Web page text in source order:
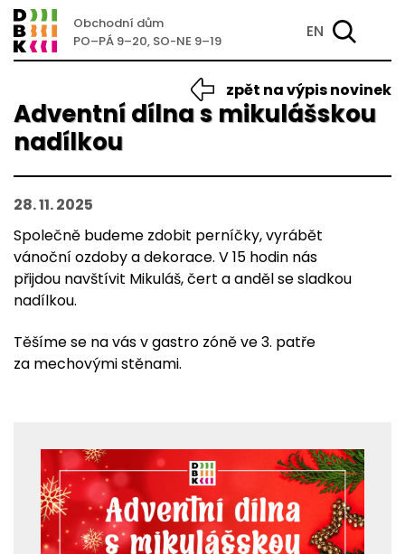
Obchodní dům
PO–PÁ 9–20, SO-NE 9–19
EN
Adventní dílna s mikulášskou
nadílkou
zpět na výpis novinek
28. 11. 2025
Společně budeme zdobit perníčky, vyrábět
vánoční ozdoby a dekorace. V 15 hodin nás
přijdou navštívit Mikuláš, čert a anděl se sladkou
nadílkou.
Těšíme se na vás v gastro zóně ve 3. patře
za mechovými stěnami.